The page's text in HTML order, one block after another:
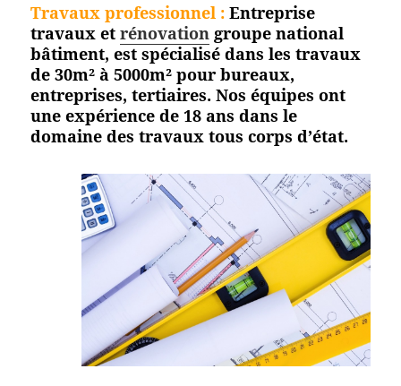
Travaux professionnel : Entreprise
travaux etrénovation groupe national
bâtiment, est spécialisé dans les travaux
de 30m² à 5000m² pour bureaux,
entreprises, tertiaires. Nos équipes ont
une expérience de 18 ans dans le
domaine des travaux tous corpsd’état.